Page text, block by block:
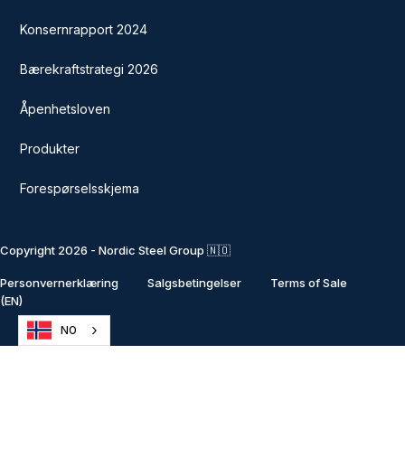
Konsernrapport 2024
Bærekraftstrategi 2026
Åpenhetsloven
Produkter
Forespørselsskjema
Copyright 2026 - Nordic Steel Group 🇳🇴
Personvernerklæring Salgsbetingelser
Terms of Sale
(EN)
NO